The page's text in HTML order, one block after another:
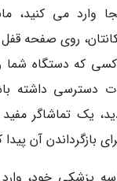
وارد می کنید،
روی صفحه
که دستگاه شما
دسترسی داشته
یک تماشاگر
بازگرداندن آن پیدا